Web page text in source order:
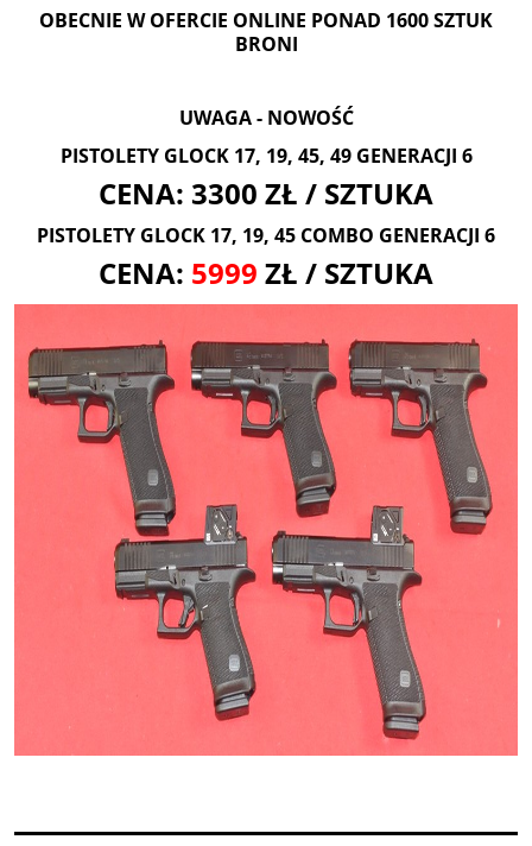
OBECNIE W OFERCIE ONLINE PONAD 1600 SZTUK
BRONI
UWAGA - NOWOŚĆ
PISTOLETY GLOCK 17, 19, 45, 49 GENERACJI 6
CENA: 3300 ZŁ / SZTUKA
PISTOLETY GLOCK 17, 19, 45 COMBO GENERACJI 6
CENA: 5999 ZŁ / SZTUKA